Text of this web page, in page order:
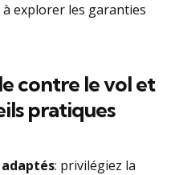
explorer les garanties
contre le vol et
pratiques
: privilégiez la